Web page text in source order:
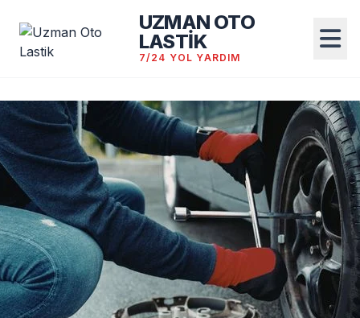
UZMAN OTO
LASTİK
7/24 YOL YARDIM